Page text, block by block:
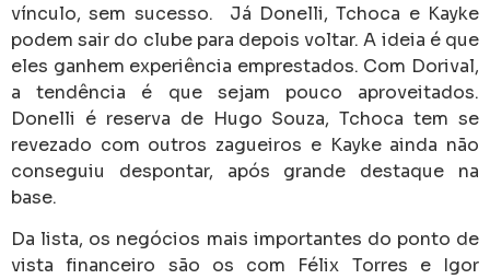
vínculo, sem sucesso. Já Donelli, Tchoca e Kayke
podem sair do clube para depois voltar. A ideia é que
eles ganhem experiência emprestados. Com Dorival,
a tendência é que sejam pouco aproveitados.
Donelli é reserva de Hugo Souza, Tchoca tem se
revezado com outros zagueiros e Kayke ainda não
conseguiu despontar, após grande destaque na
base.
Da lista, os negócios mais importantes do ponto de
vista financeiro são os com Félix Torres e Igor